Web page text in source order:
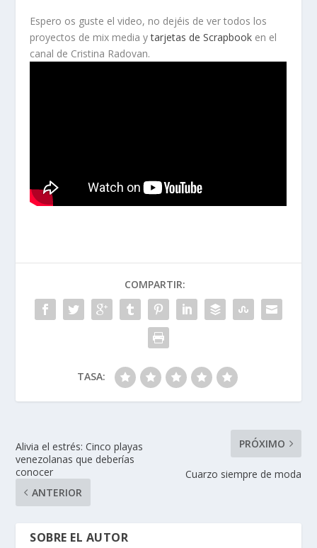
Espero os guste el video, no dejéis de ver todos los
proyectos de mix media ytarjetas de Scrapbook en el
canal de Cristina Radovan.
COMPARTIR:
TASA:
Alivia el estrés: Cinco playas
venezolanas que deberías
conocer
ANTERIOR
PRÓXIMO
Cuarzo siempre de moda
SOBRE EL AUTOR